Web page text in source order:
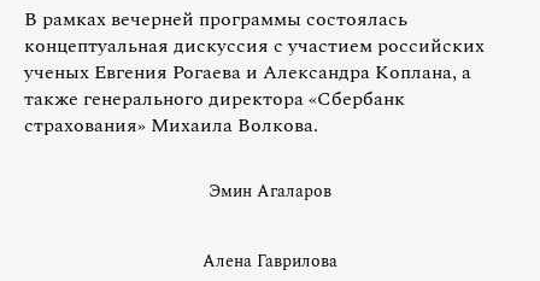
В рамках вечерней программы состоялась
концептуальная дискуссия с участием российских
ученых Евгения Рогаева и Александра Коплана, а
также генерального директора «Сбербанк
страхования» Михаила Волкова.
Эмин Агаларов
Алена Гаврилова